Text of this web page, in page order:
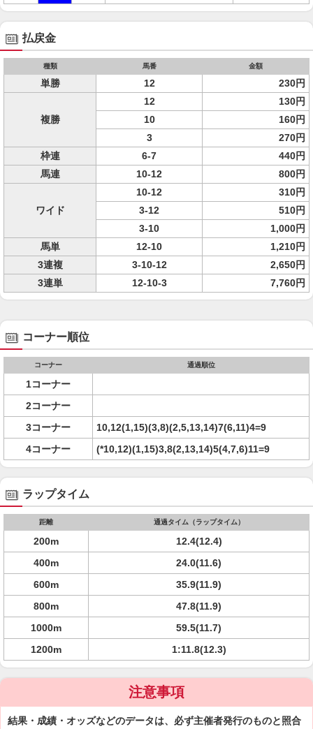
払戻金
種類 馬番 金額
単勝 12 230円
複勝
12
130円
10
160円
3
270円
枠連
6-7
440円
馬連
10-12 800円
ワイド
10-12
310円
3-12
510円
3-10
1,000円
馬単
12-10
1,210円
3連複
3-10-12
2,650円
3連単
12-10-3 7,760円
コーナー順位
コーナー 通過順位
1コーナー
2コーナー
3コーナー
10,12(1,15)(3,8)(2,5,13,14)7(6,11)4=9
4コーナー
(*10,12)(1,15)3,8(2,13,14)5(4,7,6)11=9
ラップタイム
距離 通過タイム（ラップタイム）
200m
12.4(12.4)
400m
24.0(11.6)
600m
35.9(11.9)
800m
47.8(11.9)
1000m
59.5(11.7)
1200m
1:11.8(12.3)
注意事項
結果・成績・オッズなどのデータは、必ず主催者発行のものと照合